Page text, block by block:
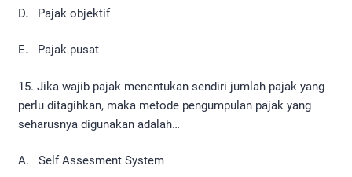
D. Pajak objektif
E. Pajak pusat
15. Jika wajib pajak menentukan sendiri jumlah pajak yang
perlu ditagihkan, maka metode pengumpulan pajak yang
seharusnya digunakan adalah…
A. Self Assesment System